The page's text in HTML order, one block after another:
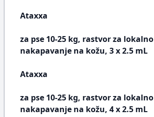
Ataxxa
za pse 10-25 kg, rastvor za lokalno
nakapavanje na kožu, 3 x 2.5 mL
Ataxxa
za pse 10-25 kg, rastvor za lokalno
nakapavanje na kožu, 4 x 2.5 mL